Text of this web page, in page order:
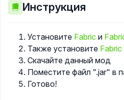
Инструкция
Установите Fabric и
Также установите
Скачайте данный мод
Поместите файл ".jar" в
Готово!